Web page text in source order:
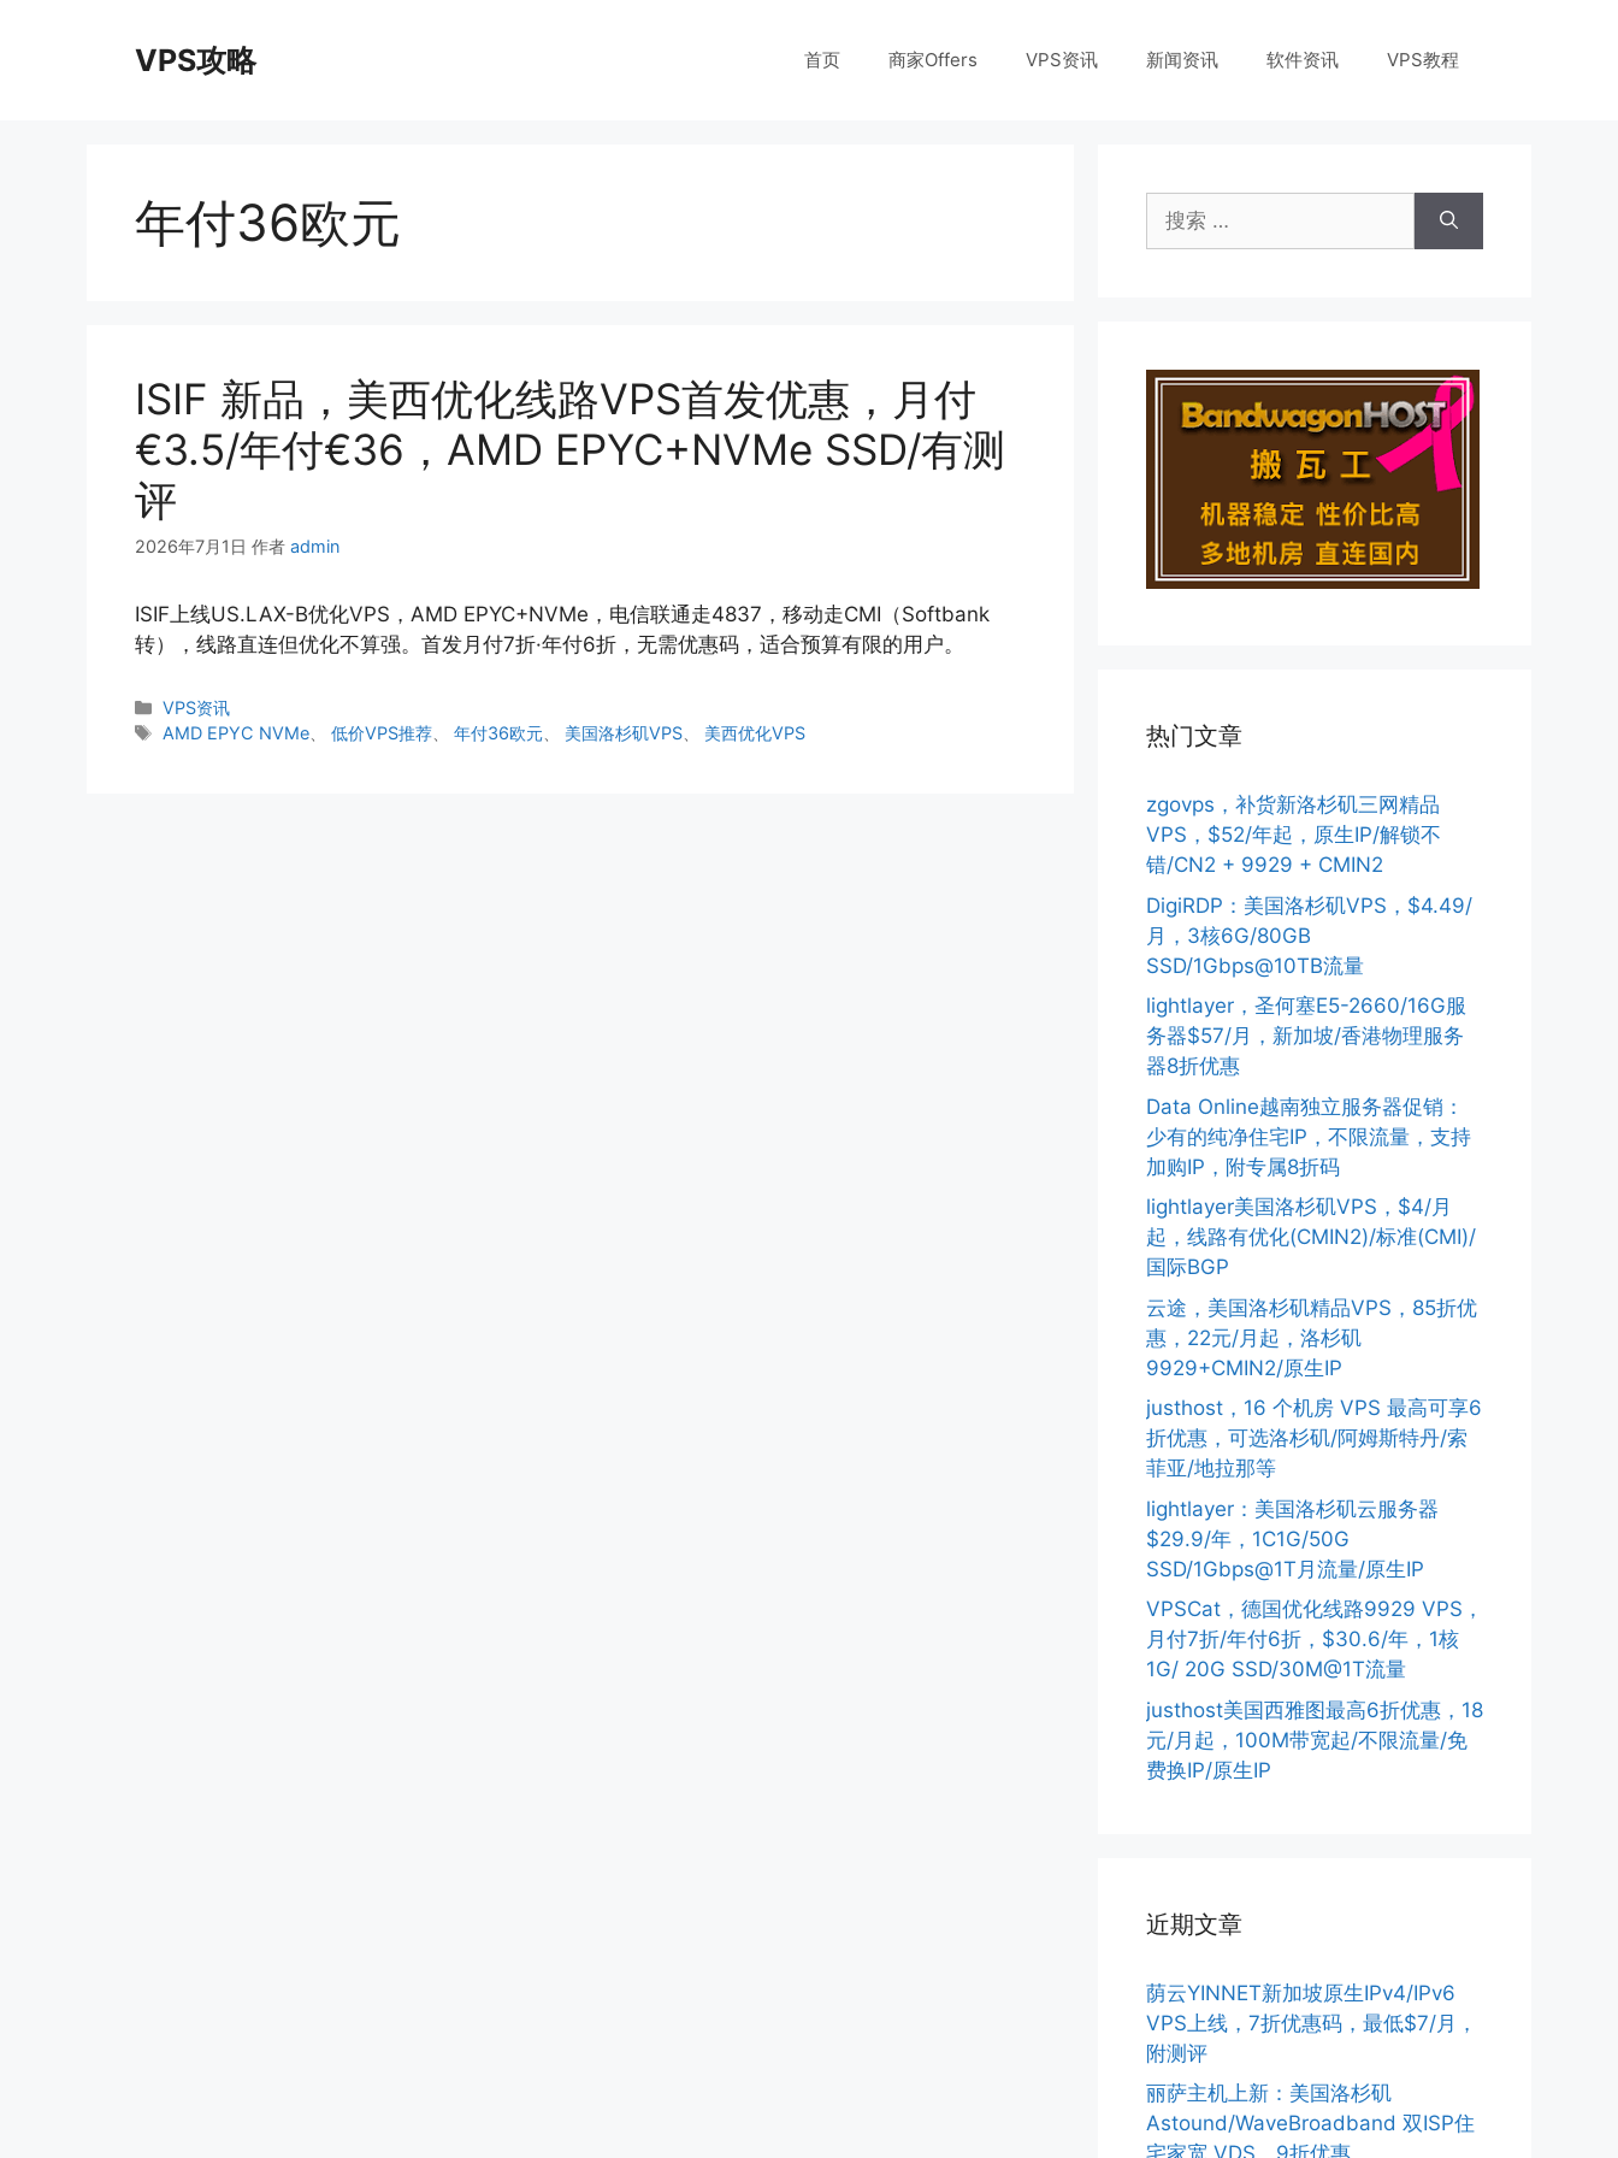
VPS攻略 首页 商家Offers VPS资讯 新闻资讯 软件资讯 VPS教程
年付36欧元
ISIF 新品，美西优化线路VPS首发优惠，月付
€3.5/年付€36，AMD EPYC+NVMe SSD/有测
评
2026年7月1日 作者 admin
ISIF上线US.LAX-B优化VPS，AMD EPYC+NVMe，电信联通走4837，移动走CMI（Softbank
转），线路直连但优化不算强。首发月付7折·年付6折，无需优惠码，适合预算有限的用户。
分
类
VPS资讯
标
AMD EPYC NVMe 、低价VPS推荐 、年付36欧元 美国洛杉矶VPS 美西优化VPS
索：
热门文章
zgovps，补货新洛杉矶三网精品
VPS，$52/年起，原生IP/解锁不
错/CN2 + 9929 + CMIN2
DigiRDP：美国洛杉矶VPS，$4.49/
月，3核6G/80GB
SSD/1Gbps@10TB流量
lightlayer，圣何塞E5-2660/16G服
务器$57/月，新加坡/香港物理服务
器8折优惠
Data Online越南独立服务器促销：
少有的纯净住宅IP，不限流量，支持
加购IP，附专属8折码
lightlayer美国洛杉矶VPS，$4/月
起，线路有优化(CMIN2)/标准(CMI)/
国际BGP
云途，美国洛杉矶精品VPS，85折优
惠，22元/月起，洛杉矶
9929+CMIN2/原生IP
justhost，16 个机房 VPS 最高可享6
折优惠，可选洛杉矶/阿姆斯特丹/索
菲亚/地拉那等
lightlayer：美国洛杉矶云服务器
$29.9/年，1C1G/50G
SSD/1Gbps@1T月流量/原生IP
VPSCat，德国优化线路9929 VPS，
月付7折/年付6折，$30.6/年，1核
1G/ 20G SSD/30M@1T流量
justhost美国西雅图最高6折优惠，18
元/月起，100M带宽起/不限流量/免
费换IP/原生IP
近期文章
荫云YINNET新加坡原生IPv4/IPv6
VPS上线，7折优惠码，最低$7/月，
附测评
丽萨主机上新：美国洛杉矶
Astound/WaveBroadband 双ISP住
宅家宽 VDS，9折优惠